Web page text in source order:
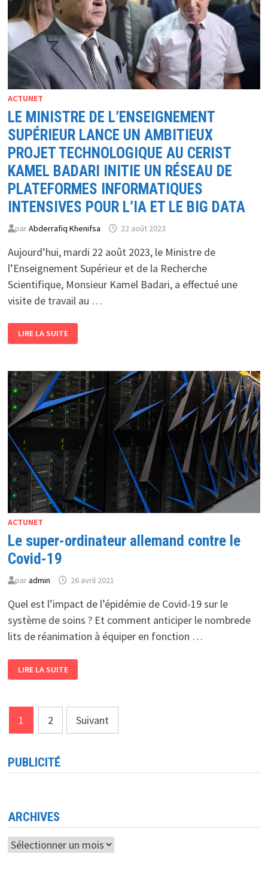
ACTUNET
LE MINISTRE DE L’ENSEIGNEMENT
SUPÉRIEUR LANCE UN AMBITIEUX
PROJET TECHNOLOGIQUE AU CERIST
KAMEL BADARI INITIE UN RÉSEAU DE
PLATEFORMES INFORMATIQUES
INTENSIVES POUR L’IA ET LE BIG DATA
parAbderrafiq Khenifsa 22 août 2023
Aujourd’hui, mardi 22 août 2023, le Ministre de
l’Enseignement Supérieur et de la Recherche
Scientifique, Monsieur Kamel Badari, a effectué une
visite de travail au …
LE
MINISTRE
DE
LANCE
UN
AMBITIEUX
PROJET
TECHNOLOGIQUE
AU
CERIST
KAMEL
INITIE
UN
RÉSEAU
DE
PLATEFORMES
INFORMATIQUES
INTENSIVES
POUR
L’IA
ET
BIG
DATA
LIRE LA SUITE
ACTUNET
Le super-ordinateur allemand contre le
Covid-19
paradmin 26 avril 2021
Quel est l’impact de l’épidémie de Covid-19 sur le
système de soins ? Et comment anticiper le nombrede
lits de réanimation à équiper en fonction …
SUPER-
ORDINATEUR
LE
COVID-
19
LIRE LA SUITE
Pagination
des
publications
1 2 Suivant
PUBLICITÉ
ARCHIVES
Archives